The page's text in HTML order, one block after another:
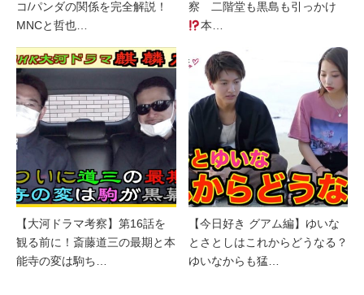
コ/パンダの関係を完全解説！
MNCと哲也…
察 二階堂も黒島も引っかけ
本…
【大河ドラマ考察】第16話を
観る前に！斎藤道三の最期と本
能寺の変は駒ち…
【今日好き グアム編】ゆいな
とさとしはこれからどうなる？
ゆいなからも猛…